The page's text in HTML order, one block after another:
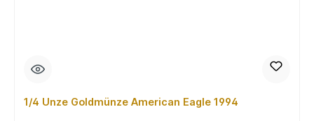
1/4 Unze Goldmünze American Eagle 1994